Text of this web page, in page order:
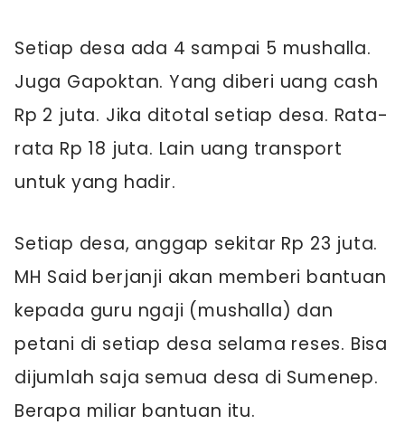
Setiap desa ada 4 sampai 5 mushalla.
Juga Gapoktan. Yang diberi uang cash
Rp 2 juta. Jika ditotal setiap desa. Rata-
rata Rp 18 juta. Lain uang transport
untuk yang hadir.
Setiap desa, anggap sekitar Rp 23 juta.
MH Said berjanji akan memberi bantuan
kepada guru ngaji (mushalla) dan
petani di setiap desa selama reses. Bisa
dijumlah saja semua desa di Sumenep.
Berapa miliar bantuan itu.